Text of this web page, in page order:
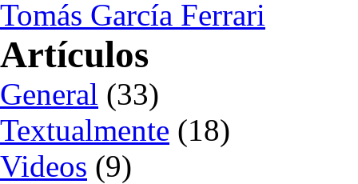
Tomás García Ferrari
Artículos
General (33)
Textualmente (18)
Videos (9)